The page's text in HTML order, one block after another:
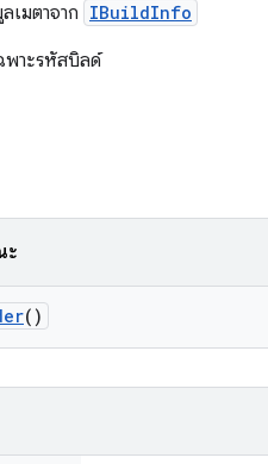
เมตาจาก IBuildInfo
พาะรหัสบิลด์
ะ
()